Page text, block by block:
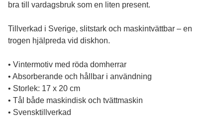
bra till vardagsbruk som en liten present.
Tillverkad i Sverige, slitstark och maskintvättbar – en
trogen hjälpreda vid diskhon.
• Vintermotiv med röda domherrar
• Absorberande och hållbar i användning
• Storlek: 17 x 20 cm
• Tål både maskindisk och tvättmaskin
• Svensktillverkad